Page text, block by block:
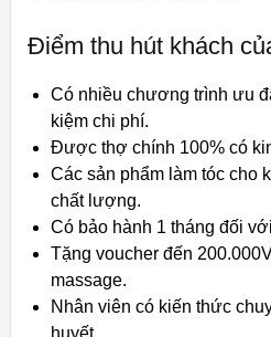
Điểm thu hút khách
Có nhiều chương trình ưu
kiệm chi phí.
Được thợ chính 100% có
Các sản phẩm làm tóc cho
chất lượng.
Có bảo hành 1 tháng đối
Tặng voucher đến
massage.
Nhân viên có kiến thức
huyết.